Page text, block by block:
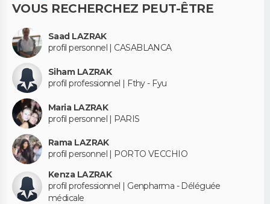
VOUS RECHERCHEZ PEUT-ÊTRE
Saad LAZRAK
profil personnel | CASABLANCA
Siham LAZRAK
profil professionnel | Fthy - Fyu
Maria LAZRAK
profil personnel | PARIS
Rama LAZRAK
profil personnel | PORTO VECCHIO
Kenza LAZRAK
profil professionnel | Genpharma - Déléguée
médicale